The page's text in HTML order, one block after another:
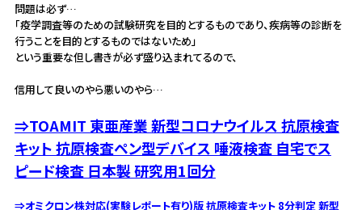
問題は必ず…
「疫学調査等のための試験研究を目的とするものであり、疾病等の診断を
行うことを目的とするものではないため」
という重要な但し書きが必ず盛り込まれてるので、
信用して良いのやら悪いのやら…
⇒TOAMIT 東亜産業 新型コロナウイルス 抗原検査
キット 抗原検査ペン型デバイス 唾液検査 自宅でス
ピード検査 日本製 研究用1回分
⇒オミクロン株対応(実験レポート有り)版 抗原検査キット 8分判定 新型